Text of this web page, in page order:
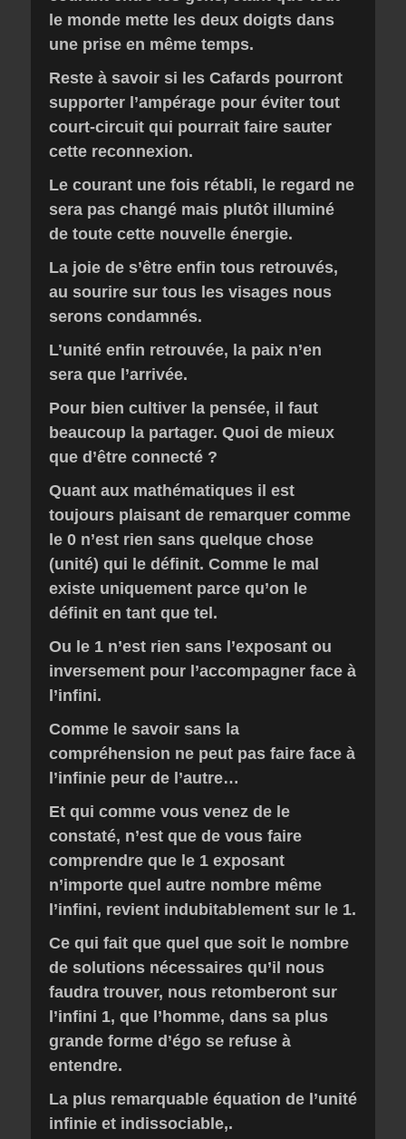
le monde mette les deux doigts dans
une prise en même temps.
Reste à savoir si les Cafards pourront
supporter l’ampérage pour éviter tout
court-circuit qui pourrait faire sauter
cette reconnexion.
Le courant une fois rétabli, le regard ne
sera pas changé mais plutôt illuminé
de toute cette nouvelle énergie.
La joie de s’être enfin tous retrouvés,
au sourire sur tous les visages nous
serons condamnés.
L’unité enfin retrouvée, la paix n’en
sera que l’arrivée.
Pour bien cultiver la pensée, il faut
beaucoup la partager. Quoi de mieux
que d’être connecté ?
Quant aux mathématiques il est
toujours plaisant de remarquer comme
le 0 n’est rien sans quelque chose
(unité) qui le définit. Comme le mal
existe uniquement parce qu’on le
définit en tant que tel.
Ou le 1 n’est rien sans l’exposant ou
inversement pour l’accompagner face à
l’infini.
Comme le savoir sans la
compréhension ne peut pas faire face à
l’infinie peur de l’autre…
Et qui comme vous venez de le
constaté, n’est que de vous faire
comprendre que le 1 exposant
n’importe quel autre nombre même
l’infini, revient indubitablement sur le 1.
Ce qui fait que quel que soit le nombre
de solutions nécessaires qu’il nous
faudra trouver, nous retomberont sur
l’infini 1, que l’homme, dans sa plus
grande forme d’égo se refuse à
entendre.
La plus remarquable équation de l’unité
infinie et indissociable,.